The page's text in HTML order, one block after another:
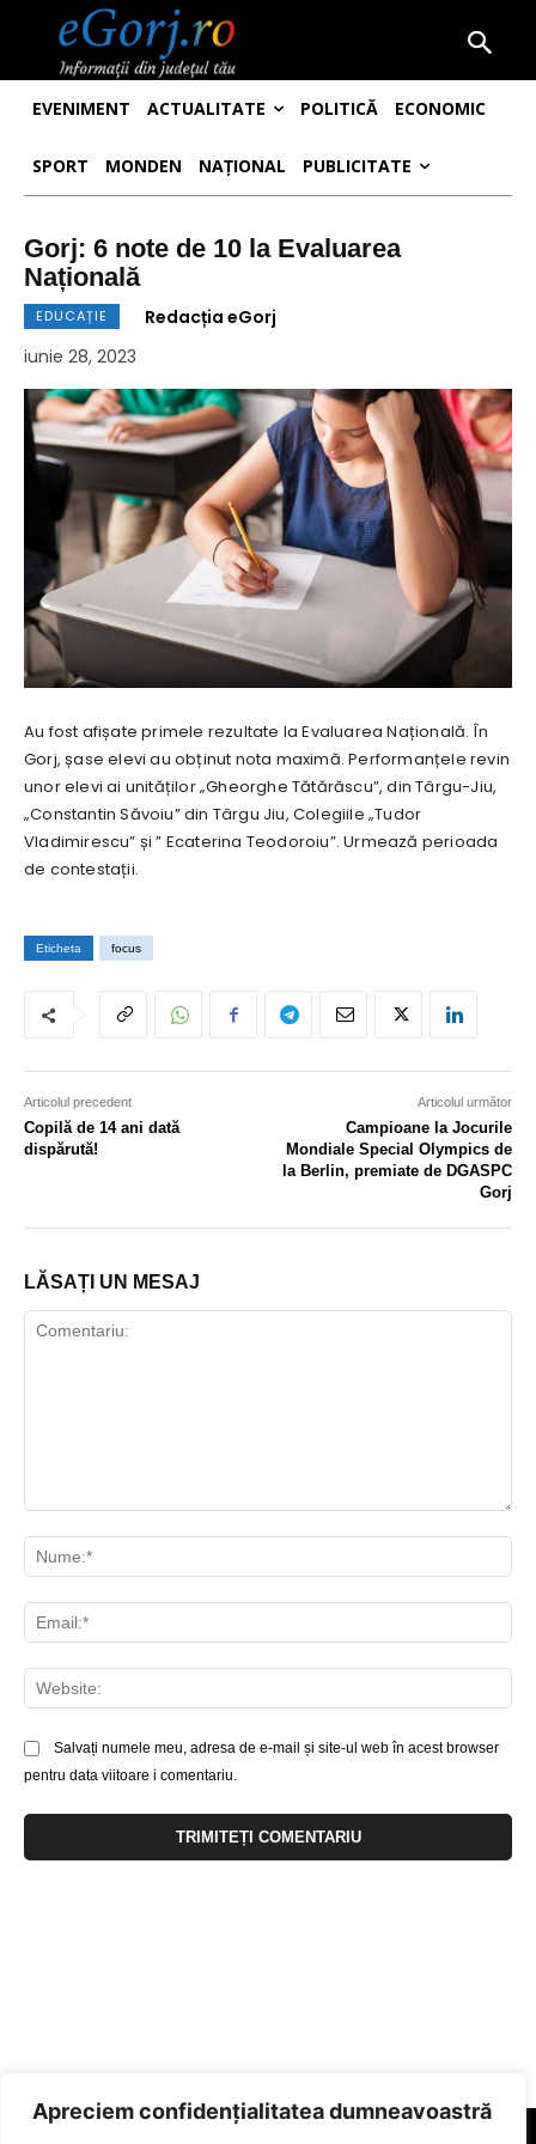
Apreciem confidențialitatea dumneavoastră
EVENIMENT ACTUALITATE POLITICĂ ECONOMIC
SPORT MONDEN NAȚIONAL PUBLICITATE
Gorj: 6 note de 10 la Evaluarea
Națională
EDUCAȚIE
Redacția eGorj
iunie 28, 2023
Au fost afișate primele rezultate la Evaluarea Națională. În
Gorj, șase elevi au obținut nota maximă. Performanțele revin
unor elevi ai unităților „Gheorghe Tătărăscu”, din Târgu-Jiu,
„Constantin Săvoiu” din Târgu Jiu, Colegiile „Tudor
Vladimirescu” și ” Ecaterina Teodoroiu”. Urmează perioada
de contestații.
Eticheta focus
Articolul precedent
Copilă de 14 ani dată
dispărută!
Articolul următor
Campioane la Jocurile
Mondiale Special Olympics de
la Berlin, premiate de DGASPC
Gorj
LĂSAȚI UN MESAJ
Salvați numele meu, adresa de e-mail și site-ul web în acest browser
pentru data viitoare i comentariu.